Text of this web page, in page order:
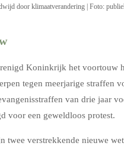
door klimaatverandering | Foto:
Koninkrijk het voortouw
tegen meerjarige straffen
van drie jaar
voor een geweldloos protest.
twee verstrekkende nieuwe